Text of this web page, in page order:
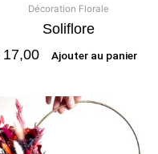
Décoration Florale
Soliflore
17,00 Ajouter au panier